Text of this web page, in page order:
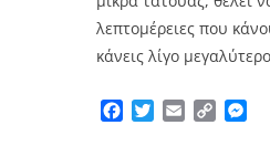
λεπτομέρειες που
κάνεις λίγο
Facebook
TwitterEmailCopy